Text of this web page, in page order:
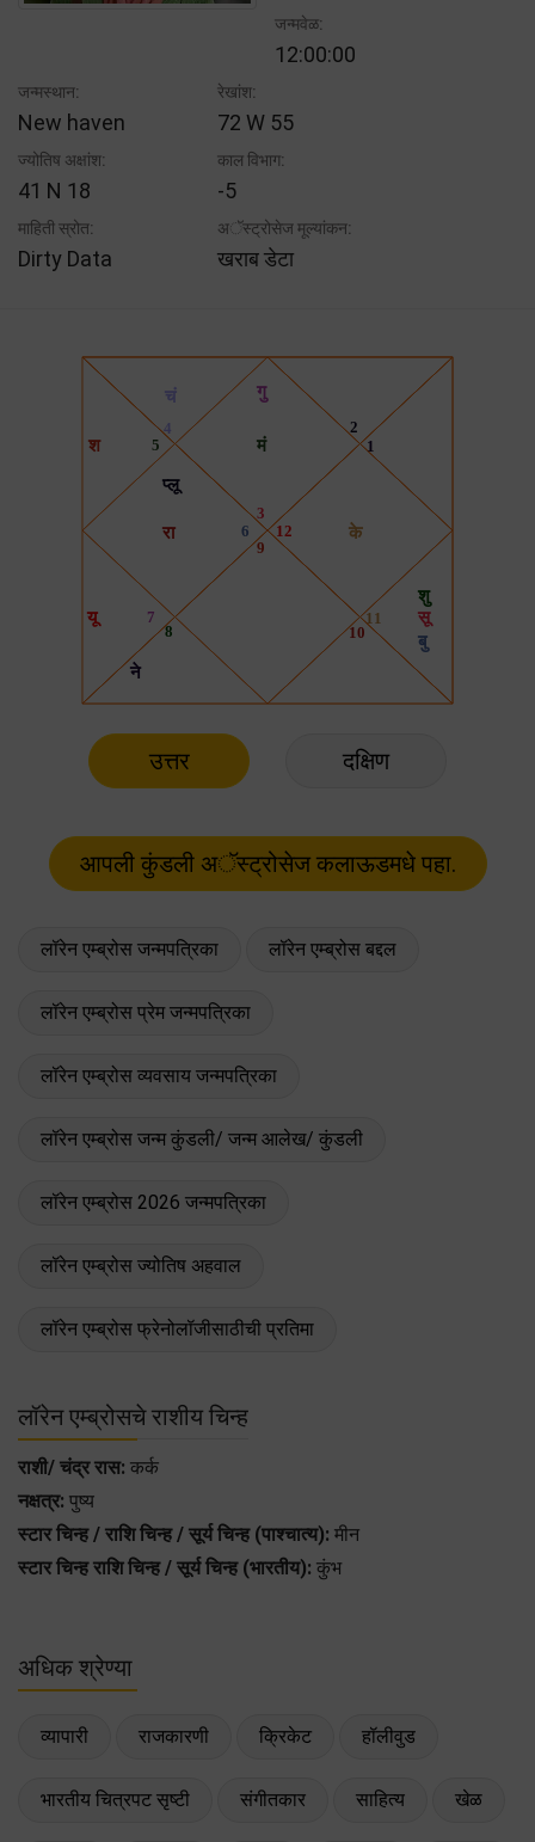
जन्मवेळ:
12:00:00
जन्मस्थान:
New haven
रेखांश:
72 W 55
ज्योतिष अक्षांश:
41 N 18
काल विभाग:
-5
माहिती स्रोत:
Dirty Data
अॅस्ट्रोसेज मूल्यांकन:
खराब डेटा
उत्तर दक्षिण
लॉरेन एम्ब्रोस जन्मपत्रिका लॉरेन एम्ब्रोस बद्दल
लॉरेन एम्ब्रोस प्रेम जन्मपत्रिका
लॉरेन एम्ब्रोस व्यवसाय जन्मपत्रिका
लॉरेन एम्ब्रोस जन्म कुंडली/ जन्म आलेख/ कुंडली
लॉरेन एम्ब्रोस 2026 जन्मपत्रिका
लॉरेन एम्ब्रोस ज्योतिष अहवाल
लॉरेन एम्ब्रोस फ्रेनोलॉजीसाठीची प्रतिमा
लॉरेन एम्ब्रोसचे राशीय चिन्ह
राशी/ चंद्र रास: कर्क
नक्षत्र: पुष्य
स्टार चिन्ह / राशि चिन्ह / सूर्य चिन्ह (पाश्चात्य): मीन
स्टार चिन्ह राशि चिन्ह / सूर्य चिन्ह (भारतीय): कुंभ
अधिक श्रेण्या
व्यापारी राजकारणी क्रिकेट हॉलीवुड
भारतीय चित्रपट सृष्टी संगीतकार साहित्य खेळ